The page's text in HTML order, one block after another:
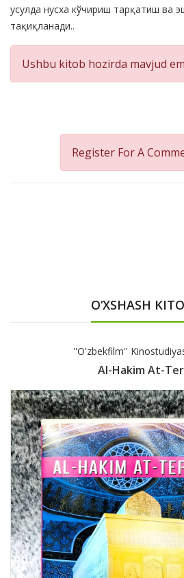
усулда нусха кўчириш тарқатиш ва
тақиқланади..
Ushbu kitob hozirda mavjud
Register For A
O‘XSHASH
''O'zbekfilm''
Al-Hakim At-